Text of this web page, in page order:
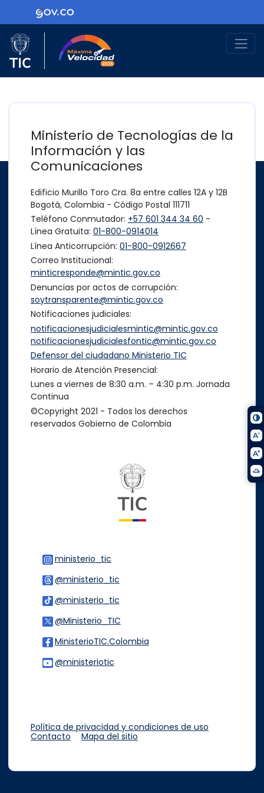
Ir al contenido principalLogo Gobierno de Colombia
Logo del Ministerio TIC
Ministerio de Tecnologías de la
Información y las
Comunicaciones
Edificio Murillo Toro Cra. 8a entre calles 12A y 12B
Bogotá, Colombia - Código Postal 111711
Teléfono Conmutador: +57 601 344 34 60 -
Línea Gratuita: 01-800-0914014
Línea Anticorrupción: 01-800-0912667
Correo Institucional:
minticresponde@mintic.gov.co
Denuncias por actos de corrupción:
soytransparente@mintic.gov.co
Notificaciones judiciales:
notificacionesjudicialesmintic@mintic.gov.co
notificacionesjudicialesfontic@mintic.gov.co
Defensor del ciudadano Ministerio TIC
Horario de Atención Presencial:
Lunes a viernes de 8:30 a.m. – 4:30 p.m. Jornada
Continua
©Copyright 2021 - Todos los derechos
reservados Gobierno de Colombia
ministerio_tic
@ministerio_tic
@ministerio_tic
@Ministerio_TIC
MinisterioTIC.Colombia
@ministeriotic
Política de privacidad y condiciones de uso
Contacto
Mapa del sitio